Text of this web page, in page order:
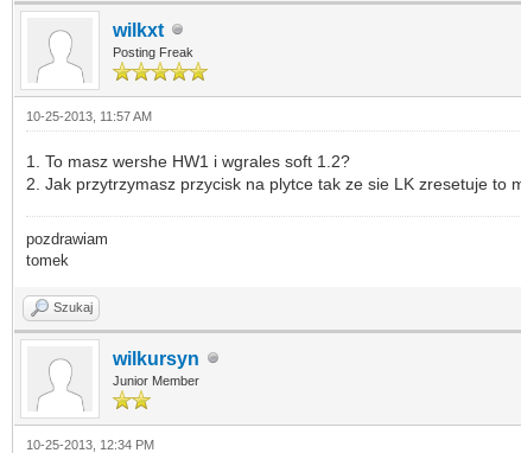
wilkxt
Posting Freak
10-25-2013, 11:57 AM
1. To masz wershe HW1 i wgrales soft 1.2?
2. Jak przytrzymasz przycisk na plytce tak ze sie LK zresetuje
pozdrawiam
tomek
Szukaj
wilkursyn
Junior Member
10-25-2013, 12:34 PM